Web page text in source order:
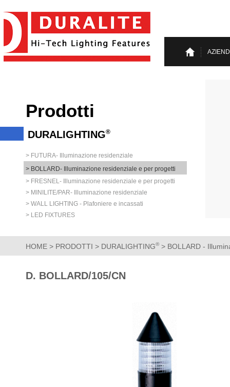
Prodotti
DURALIGHTING®
> FUTURA- Illuminazione residenziale
> BOLLARD- Illuminazione residenziale e per progetti
> FRESNEL- Illuminazione residenziale e per progetti
> MINILITE/PAR- Illuminazione residenziale
> WALL LIGHTING - Plafoniere e incassati
> LED FIXTURES
HOME > PRODOTTI > DURALIGHTING®> BOLLARD -
D. BOLLARD/105/CN